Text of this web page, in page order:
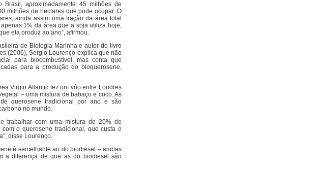
aproximadamente 45 milhões de
milhões de hectares que pode ocupar. O
ainda assim uma fração da área total
1% da área que a soja utiliza hoje,
ela produz ao ano”, afirmou.
de Biologia Marinha e autor do livro
(2006), Sergio Lourenço explica que não
para biocombustível, mas conta que
para a produção do bioquerosene,
Virgin Atlantic fez um vôo entre Londres
– uma mistura de babaçu e coco. As
querosene tradicional por ano e são
no mundo.
trabalhar com uma mistura de 20% de
o querosene tradicional, que custa o
disse Lourenço.
é semelhante ao do biodiesel – ambas
a diferença de que as do biodiesel são